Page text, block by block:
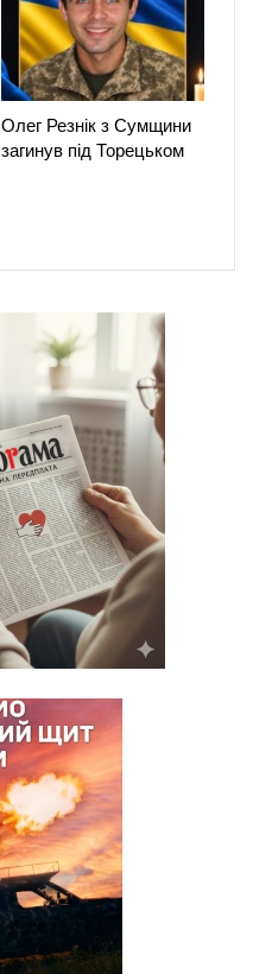
Олег Резнік з Сумщини
загинув під Торецьком